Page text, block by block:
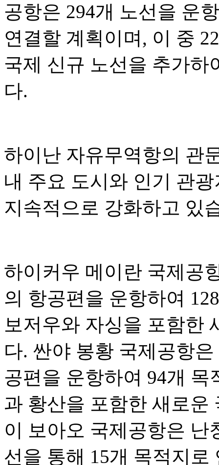
공항은 294개 노선을 운
연결할 계획이며, 이 중
국제 신규 노선을 추가하
다.
하이난 자유무역항의 관
내 주요 도시와 인기 관
지속적으로 강화하고 있
하이커우 메이란 국제공
의 항공편을 운항하여
보저우와 자싱을 포함한
다. 싼야 봉황 국제공항
공편을 운항하여 94개
과 황산을 포함한 새로운
이 보아오 국제공항은 난
선을 통해 15개 목적지